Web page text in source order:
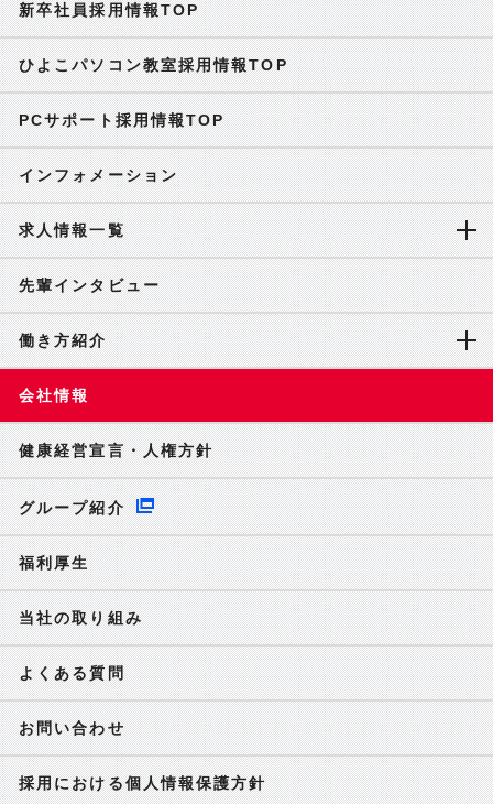
新卒社員採用情報TOP
ひよこパソコン教室採用情報TOP
PCサポート採用情報TOP
インフォメーション
求人情報一覧
先輩インタビュー
働き方紹介
会社情報
健康経営宣言・人権方針
グループ紹介
福利厚生
当社の取り組み
よくある質問
お問い合わせ
採用における個人情報保護方針